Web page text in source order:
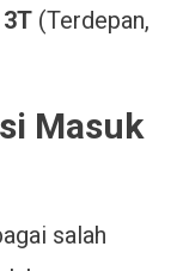
3T(Terdepan,
Masuk
salah